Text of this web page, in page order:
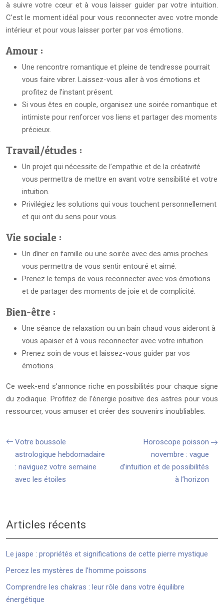
à suivre votre cœur et à vous laisser guider par votre intuition.
C’est le moment idéal pour vous reconnecter avec votre monde
intérieur et pour vous laisser porter par vos émotions.
Amour :
Une rencontre romantique et pleine de tendresse pourrait
vous faire vibrer. Laissez-vous aller à vos émotions et
profitez de l’instant présent.
Si vous êtes en couple, organisez une soirée romantique et
intimiste pour renforcer vos liens et partager des moments
précieux.
Travail/études :
Un projet qui nécessite de l’empathie et de la créativité
vous permettra de mettre en avant votre sensibilité et votre
intuition.
Privilégiez les solutions qui vous touchent personnellement
et qui ont du sens pour vous.
Vie sociale :
Un dîner en famille ou une soirée avec des amis proches
vous permettra de vous sentir entouré et aimé.
Prenez le temps de vous reconnecter avec vos émotions
et de partager des moments de joie et de complicité.
Bien-être :
Une séance de relaxation ou un bain chaud vous aideront à
vous apaiser et à vous reconnecter avec votre intuition.
Prenez soin de vous et laissez-vous guider par vos
émotions.
Ce week-end s’annonce riche en possibilités pour chaque signe
du zodiaque. Profitez de l’énergie positive des astres pour vous
ressourcer, vous amuser et créer des souvenirs inoubliables.
Votre boussole
astrologique hebdomadaire
: naviguez votre semaine
avec les étoiles
Horoscope poisson
novembre : vague
d’intuition et de possibilités
à l’horizon
Articles récents
Le jaspe : propriétés et significations de cette pierre mystique
Percez les mystères de l’homme poissons
Comprendre les chakras : leur rôle dans votre équilibre
énergétique